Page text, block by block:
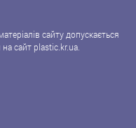
сайту допускається
сайт plastic.kr.ua.